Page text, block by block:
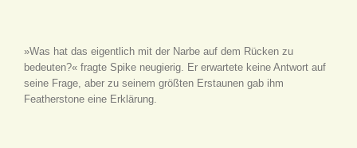
»Was hat das eigentlich mit der Narbe auf dem Rücken zu
bedeuten?« fragte Spike neugierig. Er erwartete keine Antwort auf
seine Frage, aber zu seinem größten Erstaunen gab ihm
Featherstone eine Erklärung.